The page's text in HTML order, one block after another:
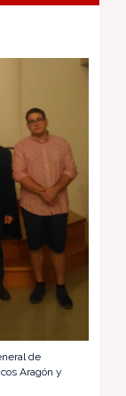
de
Aragón y